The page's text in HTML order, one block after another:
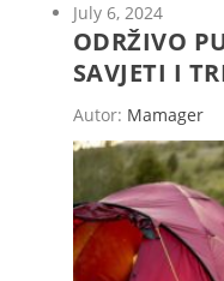
July 6, 2024
ODRŽIVO
SAVJETI I
Autor: Mamager